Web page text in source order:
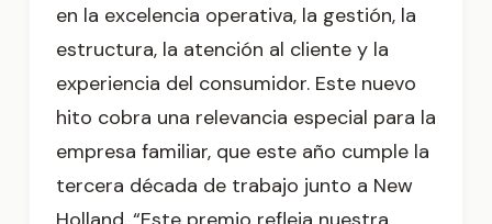
en la excelencia operativa, la gestión, la
estructura, la atención al cliente y la
experiencia del consumidor. Este nuevo
hito cobra una relevancia especial para la
empresa familiar, que este año cumple la
tercera década de trabajo junto a New